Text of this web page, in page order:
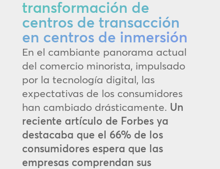
transformación de
centros de transacción
en centros de inmersión
En el cambiante panorama actual
del comercio minorista, impulsado
por la tecnología digital, las
expectativas de los consumidores
han cambiado drásticamente. Un
reciente artículo de Forbes ya
destacaba que el 66% de los
consumidores espera que las
empresas comprendan sus